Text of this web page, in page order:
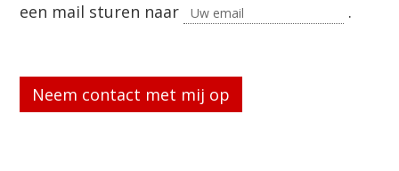
een mail sturen naar
.